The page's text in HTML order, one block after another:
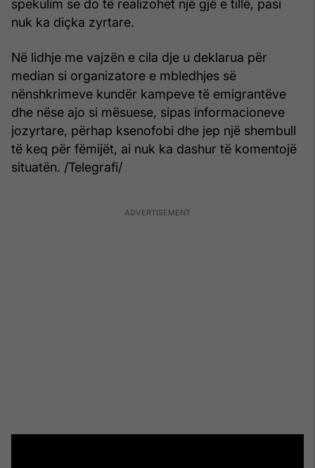
spekulim se do të realizohet një gjë e tillë, pasi
nuk ka diçka zyrtare.
Në lidhje me vajzën e cila dje u deklarua për
median si organizatore e mbledhjes së
nënshkrimeve kundër kampeve të emigrantëve
dhe nëse ajo si mësuese, sipas informacioneve
jozyrtare, përhap ksenofobi dhe jep një shembull
të keq për fëmijët, ai nuk ka dashur të komentojë
situatën. /Telegrafi/